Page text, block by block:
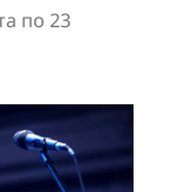
по 23